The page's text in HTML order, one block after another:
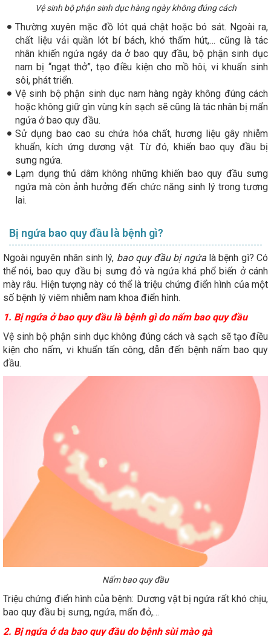
Vệ sinh bộ phận sinh dục hàng ngày không đúng cách
Thường xuyên mặc đồ lót quá chật hoặc bó sát. Ngoài ra,
chất liệu vải quần lót bí bách, khó thấm hút,… cũng là tác
nhân khiến ngứa ngáy da ở bao quy đầu, bộ phận sinh dục
nam bị “ngạt thở”, tạo điều kiện cho mồ hôi, vi khuẩn sinh
sôi, phát triển.
Vệ sinh bộ phận sinh dục nam hàng ngày không đúng cách
hoặc không giữ gìn vùng kín sạch sẽ cũng là tác nhân bị mẩn
ngứa ở bao quy đầu.
Sử dụng bao cao su chứa hóa chất, hương liệu gây nhiễm
khuẩn, kích ứng dương vật. Từ đó, khiến bao quy đầu bị
sưng ngứa.
Lạm dụng thủ dâm không những khiến bao quy đầu sưng
ngứa mà còn ảnh hưởng đến chức năng sinh lý trong tương
lai.
Bị ngứa bao quy đầu là bệnh gì?
Ngoài nguyên nhân sinh lý, bao quy đầu bị ngứalà bệnh gì? Có
thể nói, bao quy đầu bị sưng đỏ và ngứa khá phổ biến ở cánh
mày râu. Hiện tượng này có thể là triệu chứng điển hình của một
số bệnh lý viêm nhiễm nam khoa điển hình.
1. Bị ngứa ở bao quy đầu là bệnh gì do nấm bao quy đầu
Vệ sinh bộ phận sinh dục không đúng cách và sạch sẽ tạo điều
kiện cho nấm, vi khuẩn tấn công, dẫn đến bệnh nấm bao quy
đầu.
Nấm bao quy đầu
Triệu chứng điển hình của bệnh: Dương vật bị ngứa rất khó chịu,
bao quy đầu bị sưng, ngứa, mẩn đỏ,…
2. Bị ngứa ở da bao quy đầu do bệnh sùi mào gà